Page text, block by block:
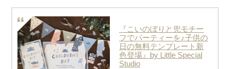
『こいのぼりと兜モチー
フでパーティーを♪子供の
日の無料テンプレート新
色登場』by Little Special
Studio